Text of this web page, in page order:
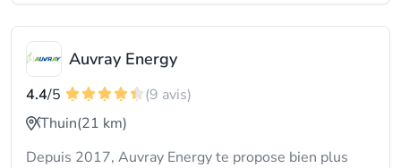
Auvray Energy
4.4/5
(9 avis)
Thuin(21 km)
Depuis 2017, Auvray Energy te propose bien plus